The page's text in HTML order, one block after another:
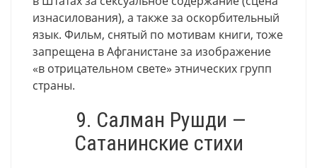
изнасилования), а также за оскорбительный
язык. Фильм, снятый по мотивам книги, тоже
запрещена в Афганистане за изображение
«в отрицательном свете» этнических групп
страны.
9. Салман Рушди —
Сатанинские стихи